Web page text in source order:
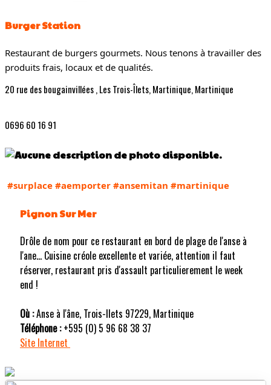
Burger Station
Restaurant de burgers gourmets. Nous tenons à travailler des
produits frais, locaux et de qualités.
20 rue des bougainvillées , Les Trois-Îlets, Martinique, Martinique
0696 60 16 91
#surplace #aemporter #ansemitan #martinique
Pignon Sur Mer
Drôle de nom pour ce restaurant en bord de plage de l'anse à
l'ane... Cuisine créole excellente et variée, attention il faut
réserver, restaurant pris d'assault particulierement le week
end !
Où :Anse à l'âne, Trois-Ilets 97229, Martinique
Téléphone :+595 (0) 5 96 68 38 37
Site Internet